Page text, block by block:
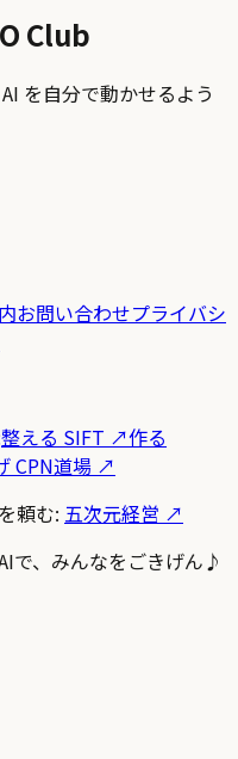
Club
を自分で動かせるよう
お問い合わせプライバシ
整える SIFT ↗作る
CPN道場 ↗
頼む: 五次元経営 ↗
で、みんなをごきげん♪